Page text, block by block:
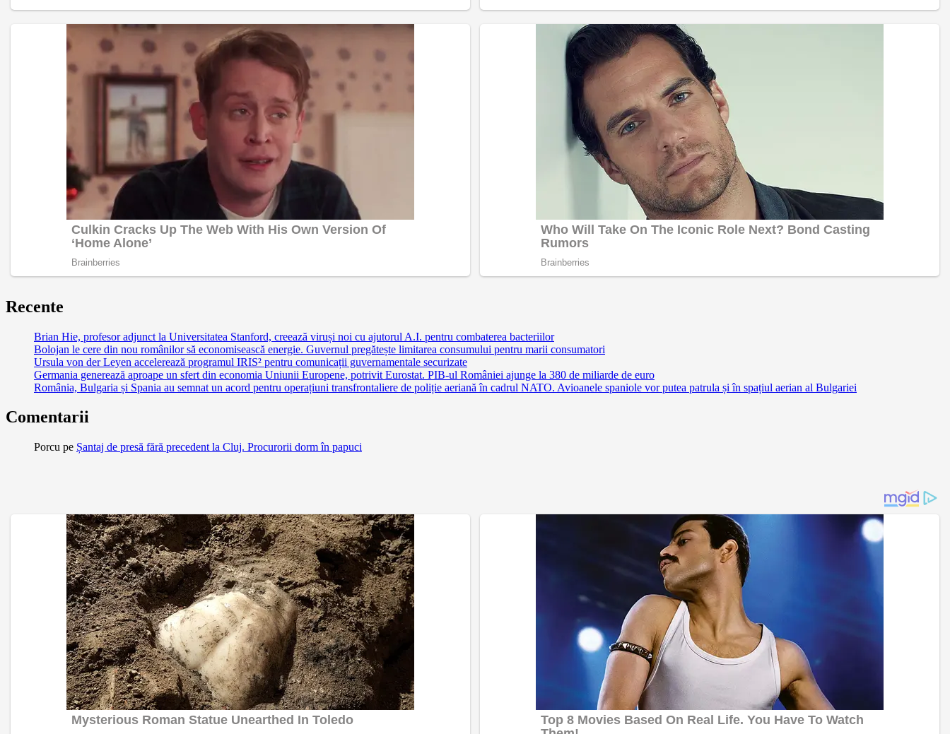
Recente
Brian Hie, profesor adjunct la Universitatea Stanford, creează viruși noi cu ajutorul A.I. pentru combaterea bacteriilor
Bolojan le cere din nou românilor să economisească energie. Guvernul pregătește limitarea consumului pentru marii consumatori
Ursula von der Leyen accelerează programul IRIS² pentru comunicații guvernamentale securizate
Germania generează aproape un sfert din economia Uniunii Europene, potrivit Eurostat. PIB-ul României ajunge la 380 de miliarde de euro
România, Bulgaria și Spania au semnat un acord pentru operațiuni transfrontaliere de poliție aeriană în cadrul NATO. Avioanele spaniole vor putea patrula și în spațiul aerian al Bulgariei
Comentarii
Porcu pe Șantaj de presă fără precedent la Cluj. Procurorii dorm în papuci